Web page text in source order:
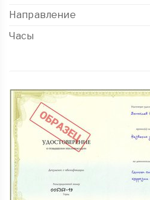
Направление
Часы